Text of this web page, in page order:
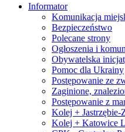
Informator
Komunikacja
Bezpieczeństwo
Polecane strony
Ogłoszenia i
Obywatelska
Pomoc dla Ukrainy
Postępowanie ze
Zaginione,
Postępowanie z
Kolej +
Kolej + Katowice